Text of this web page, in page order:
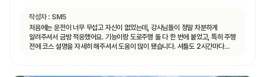
작성자 : SM5
처음에는 운전이 너무 무섭고 자신이 없었는데, 강사님들이 정말 차분하게
알려주셔서 금방 적응했어요. 기능이랑 도로주행 둘 다 한 번에 붙었고, 특히 주행
전에 코스 설명을 자세히 해주셔서 도움이 많이 됐습니다. 셔틀도 2시간마다